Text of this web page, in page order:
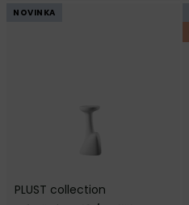
NOVINKA
PLUST collection